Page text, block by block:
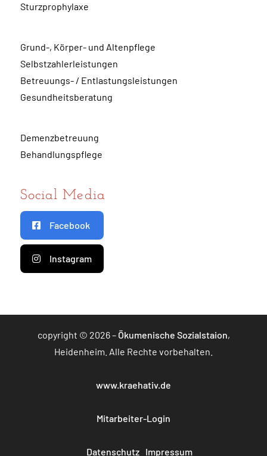
Sturzprophylaxe
Grund-, Körper- und Altenpflege
Selbstzahlerleistungen
Betreuungs- / Entlastungsleistungen
Gesundheitsberatung
Demenzbetreuung
Behandlungspflege
Social Media
Facebook
Instagram
copyright © 2026 – Ökumenische Sozialstaion,
Heidenheim. Alle Rechte vorbehalten.
www.kraehativ.de
Mitarbeiter-Login
Datenschutz Impressum